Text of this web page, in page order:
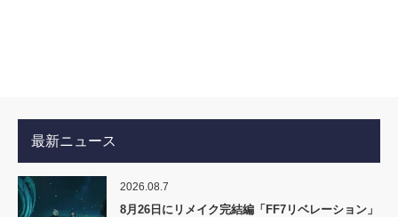
最新ニュース
2026.08.7
8月26日にリメイク完結編「FF7リベレーション」